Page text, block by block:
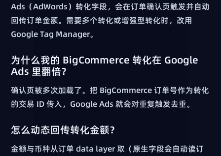
Ads（AdWords）转化字段，会在订单确认页触发并自动
回传订单金额。需要多个转化或增强型转化时，改用
Google Tag Manager。
为什么我的 BigCommerce 转化在 Google
Ads 里翻倍？
确认页被多次加载了。把 BigCommerce 订单号作为转化
的交易 ID 传入，Google Ads 就会对重复触发去重。
怎么动态回传转化金额？
金额与币种从订单 data layer 取（原生字段会自动读订